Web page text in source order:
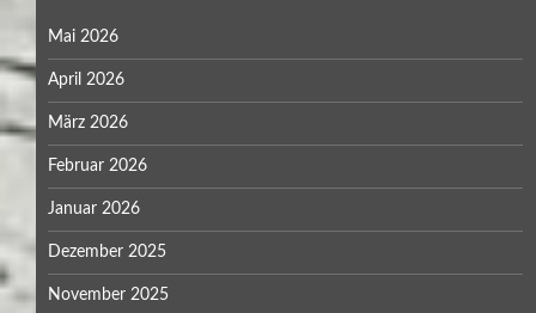
Mai 2026
April 2026
März 2026
Februar 2026
Januar 2026
Dezember 2025
November 2025